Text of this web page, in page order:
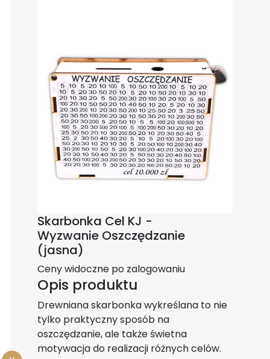
Skarbonka Cel KJ -
Wyzwanie Oszczędzanie
(jasna)
Ceny widoczne po zalogowaniu
Opis produktu
Drewniana skarbonka wykreślana to nie
tylko praktyczny sposób na
oszczędzanie, ale także świetna
motywacja do realizacji różnych celów.